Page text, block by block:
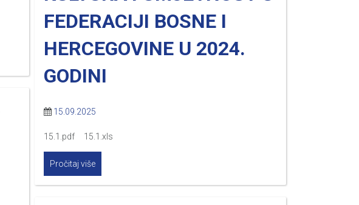
FEDERACIJI BOSNE I
HERCEGOVINE U 2024.
GODINI
15.09.2025
15.1.pdf 15.1.xls
Pročitaj više